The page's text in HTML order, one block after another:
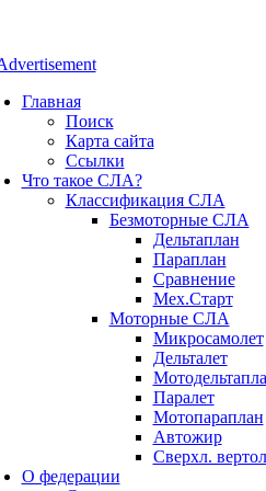
Главная
Поиск
Карта сайта
Ссылки
Что такое СЛА?
Классификация СЛА
Безмоторные СЛА
Дельтаплан
Параплан
Сравнение
Мех.Старт
Моторные СЛА
Микросамолет
Дельталет
Паралет
Мотопараплан
Автожир
Сверхл.
О федерации